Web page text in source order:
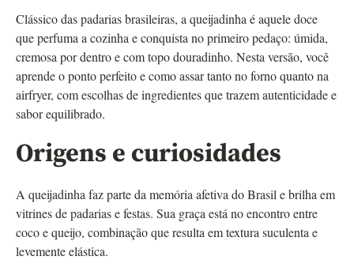
Clássico das padarias brasileiras, a queijadinha é aquele doce
que perfuma a cozinha e conquista no primeiro pedaço: úmida,
cremosa por dentro e com topo douradinho. Nesta versão, você
aprende o ponto perfeito e como assar tanto no forno quanto na
airfryer, com escolhas de ingredientes que trazem autenticidade e
sabor equilibrado.
Origens e curiosidades
A queijadinha faz parte da memória afetiva do Brasil e brilha em
vitrines de padarias e festas. Sua graça está no encontro entre
coco e queijo, combinação que resulta em textura suculenta e
levemente elástica.